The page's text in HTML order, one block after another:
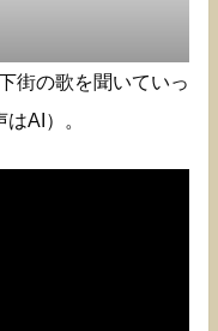
街の歌を聞いていっ
AI）。